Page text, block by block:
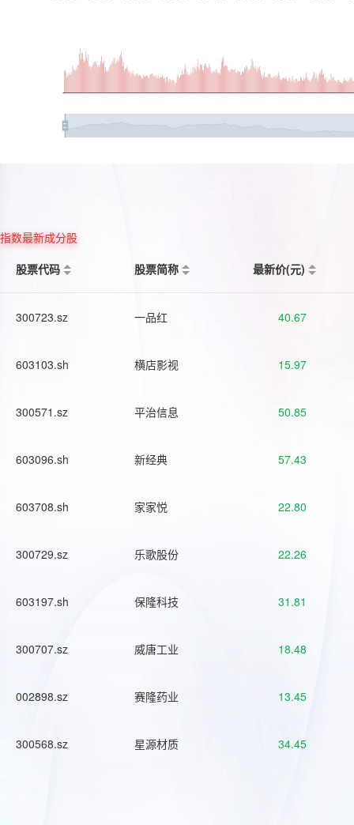
指数最新成分股
股票代码
股票简称 最新价(元)
300723.sz 一品红 40.67
603103.sh 横店影视 15.97
300571.sz 平治信息 50.85
603096.sh 新经典 57.43
603708.sh 家家悦 22.80
300729.sz 乐歌股份 22.26
603197.sh 保隆科技 31.81
300707.sz 威唐工业 18.48
002898.sz 赛隆药业 13.45
300568.sz 星源材质 34.45